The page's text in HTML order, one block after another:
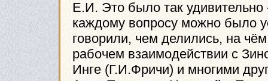
Е.И. Это было так удивительно
каждому вопросу можно было
говорили, чем делились, на
рабочем взаимодействии с
Инге (Г.И.Фричи) и многими